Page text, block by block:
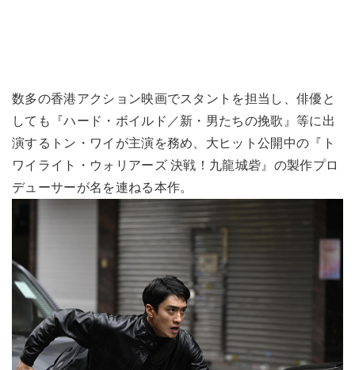
数多の香港アクション映画でスタントを担当し、俳優と
しても『ハード・ボイルド／新・男たちの挽歌』等に出
演するトン・ワイが主演を務め、大ヒット公開中の『ト
ワイライト・ウォリアーズ 決戦！九龍城砦』の製作プロ
デューサーが名を連ねる本作。